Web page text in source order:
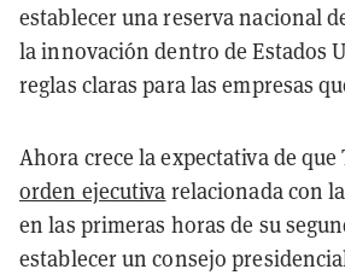
establecer una reserva nacional
la innovación dentro de Estados
reglas claras para las empresas
Ahora crece la expectativa de
orden ejecutiva relacionada con
en las primeras horas de su
establecer un consejo